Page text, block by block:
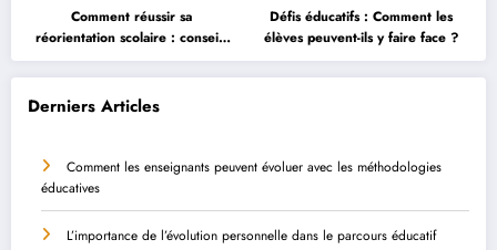
Comment réussir sa
réorientation scolaire : conseils
et astuces
Défis éducatifs : Comment les
élèves peuvent-ils y faire face ?
Derniers Articles
Comment les enseignants peuvent évoluer avec les méthodologies
éducatives
L’importance de l’évolution personnelle dans le parcours éducatif